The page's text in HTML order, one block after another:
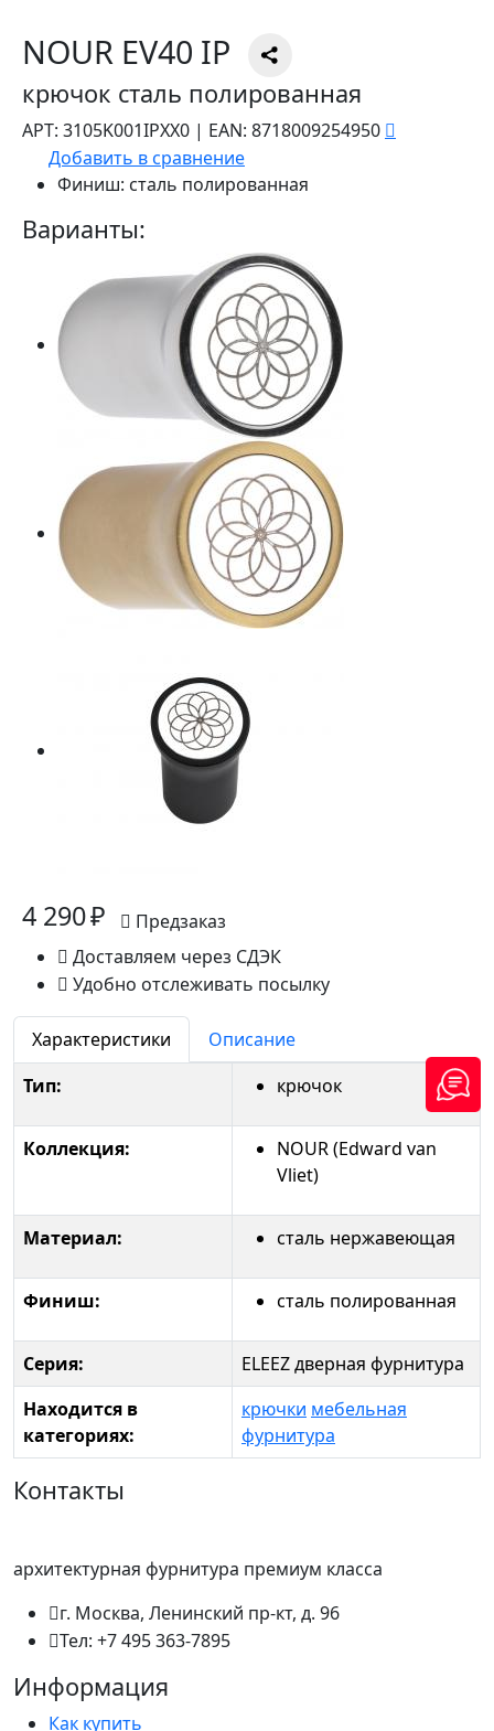
NOUR EV40 IP
крючок сталь полированная
АРТ: 3105K001IPXX0 | EAN: 8718009254950
Добавить в сравнение
Финиш: сталь полированная
Варианты:
4 290 ₽
Предзаказ
Доставляем через СДЭК
Удобно отслеживать посылку
Характеристики
Описание
Тип:
крючок
Коллекция:
NOUR (Edward van
Vliet)
Материал: сталь нержавеющая
Финиш: сталь полированная
Серия:
ELEEZ дверная фурнитура
Находится в
категориях:
крючки мебельная
фурнитура
Контакты
архитектурная фурнитура премиум класса
г. Москва, Ленинский пр-кт, д. 96
Тел: +7 495 363-7895
Информация
Как купить